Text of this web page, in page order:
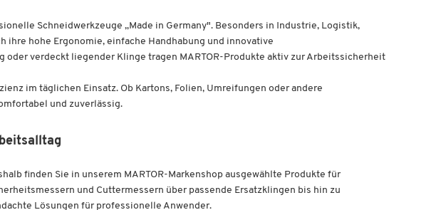
Schneidwerkzeuge „Made in Germany". Besonders in Industrie, Logistik,
ihre hohe Ergonomie, einfache Handhabung und innovative
verdeckt liegender Klinge tragen MARTOR-Produkte aktiv zur Arbeitssicherheit
im täglichen Einsatz. Ob Kartons, Folien, Umreifungen oder andere
und zuverlässig.
finden Sie in unserem MARTOR-Markenshop ausgewählte Produkte für
und Cuttermessern über passende Ersatzklingen bis hin zu
Lösungen für professionelle Anwender.